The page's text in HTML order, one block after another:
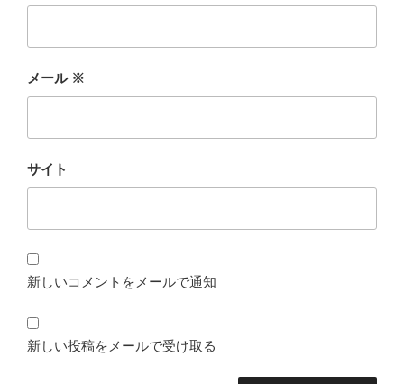
メール ※
サイト
新しいコメントをメールで通知
新しい投稿をメールで受け取る